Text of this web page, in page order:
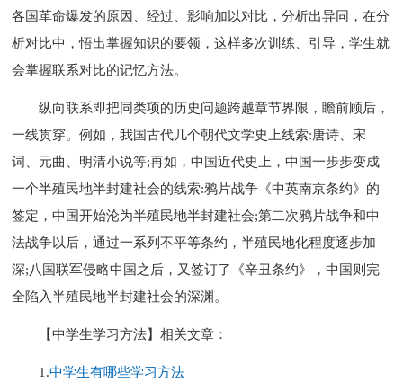
各国革命爆发的原因、经过、影响加以对比，分析出异同，在分
析对比中，悟出掌握知识的要领，这样多次训练、引导，学生就
会掌握联系对比的记忆方法。
纵向联系即把同类项的历史问题跨越章节界限，瞻前顾后，
一线贯穿。例如，我国古代几个朝代文学史上线索:唐诗、宋
词、元曲、明清小说等;再如，中国近代史上，中国一步步变成
一个半殖民地半封建社会的线索:鸦片战争《中英南京条约》的
签定，中国开始沦为半殖民地半封建社会;第二次鸦片战争和中
法战争以后，通过一系列不平等条约，半殖民地化程度逐步加
深;八国联军侵略中国之后，又签订了《辛丑条约》，中国则完
全陷入半殖民地半封建社会的深渊。
【中学生学习方法】相关文章：
1.中学生有哪些学习方法